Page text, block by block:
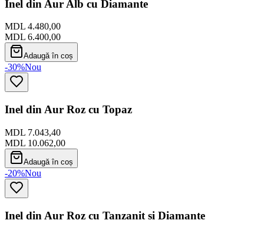
Inel din Aur Alb cu Diamante
MDL 4.480,00
MDL 6.400,00
Adaugă în coș
-30%Nou
Inel din Aur Roz cu Topaz
MDL 7.043,40
MDL 10.062,00
Adaugă în coș
-20%Nou
Inel din Aur Roz cu Tanzanit si Diamante